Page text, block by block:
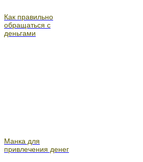
Как правильно
обращаться с
деньгами
Манка для
привлечения денег